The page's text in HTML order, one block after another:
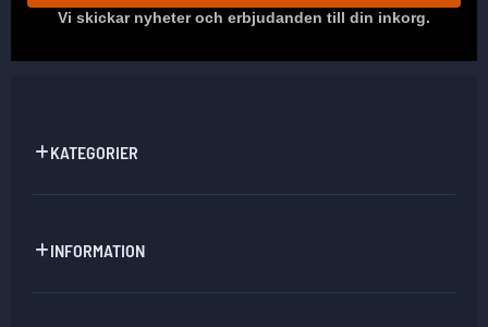
Vi skickar nyheter och erbjudanden till din inkorg.
KATEGORIER
INFORMATION